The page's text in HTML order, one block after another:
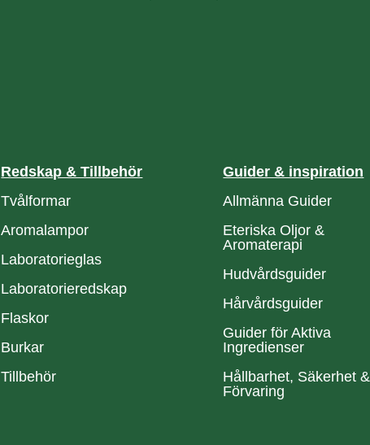
Redskap & Tillbehör
Tvålformar
Aromalampor
Laboratorieglas
Laboratorieredskap
Flaskor
Burkar
Tillbehör
Guider & inspiration
Allmänna Guider
Eteriska Oljor &
Aromaterapi
Hudvårdsguider
Hårvårdsguider
Guider för Aktiva
Ingredienser
Hållbarhet, Säkerhet &
Förvaring